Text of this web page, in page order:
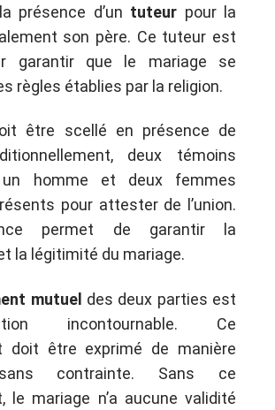
présence d’un tuteur pour la
son père. Ce tuteur est
garantir que le mariage se
règles établies par la religion.
être scellé en présence de
deux témoins
homme et deux femmes
pour attester de l’union.
permet de garantir la
la légitimité du mariage.
mutuel des deux parties est
incontournable. Ce
doit être exprimé de manière
contrainte. Sans ce
le mariage n’a aucune validité